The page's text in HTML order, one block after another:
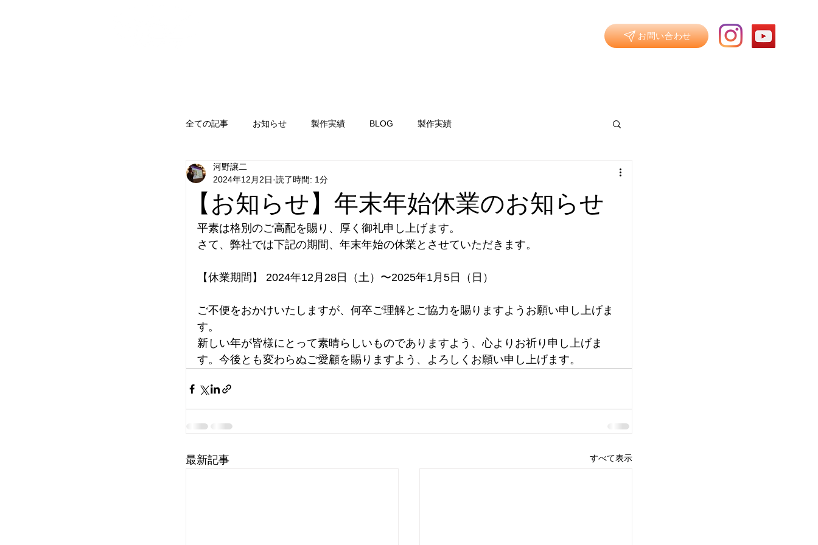
お問い合わせ
全ての記事 お知らせ 製作実績 BLOG 製作実績
【お知らせ】年末年始休業のお知らせ
河野譲二
2024年12月2日 読了時間: 1分
平素は格別のご高配を賜り、厚く御礼申し上げます。
さて、弊社では下記の期間、年末年始の休業とさせていただきます。
【休業期間】 2024年12月28日（土）〜2025年1月5日（日）
ご不便をおかけいたしますが、何卒ご理解とご協力を賜りますようお願い申し上げま
す。
新しい年が皆様にとって素晴らしいものでありますよう、心よりお祈り申し上げま
す。今後とも変わらぬご愛顧を賜りますよう、よろしくお願い申し上げます。
最新記事 すべて表示